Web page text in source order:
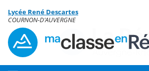
Menu de la rubrique
Contenu
Lycée René Descartes
COURNON-D'AUVERGNE